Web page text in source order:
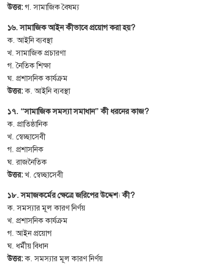
উত্তর: গ. সামাজিক বৈষম্য
১৬. সামাজিক আইন কীভাবে প্রয়োগ করা হয়?
ক. আইনি ব্যবস্থা
খ. সামাজিক প্রচারণা
গ. নৈতিক শিক্ষা
ঘ. প্রশাসনিক কার্যক্রম
উত্তর:ক. আইনি ব্যবস্থা
১৭. “সামাজিক সমস্যা সমাধান” কী ধরনের কাজ?
ক. প্রাতিষ্ঠানিক
খ. স্বেচ্ছাসেবী
গ. প্রশাসনিক
ঘ. রাজনৈতিক
উত্তর: খ. স্বেচ্ছাসেবী
১৮. সমাজকর্মের ক্ষেত্রে জরিপের উদ্দেশ্য কী?
ক. সমস্যার মূল কারণ নির্ণয়
খ. প্রশাসনিক কার্যক্রম
গ. আইন প্রয়োগ
ঘ. ধর্মীয় বিধান
উত্তর:ক. সমস্যার মূল কারণ নির্ণয়